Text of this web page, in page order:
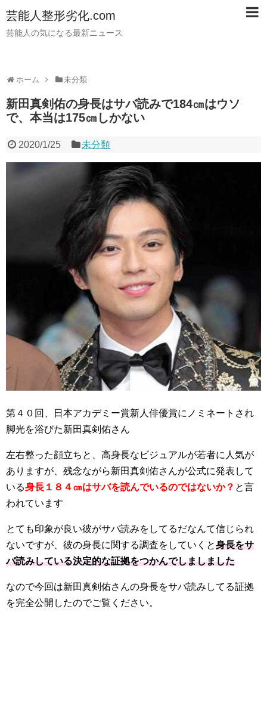
芸能人整形劣化.com
芸能人の気になる最新ニュース
ホーム 未分類
新田真剣佑の身長はサバ読みで184㎝はウソ
で、本当は175㎝しかない
2020/1/25 未分類
第４０回、日本アカデミー賞新人俳優賞にノミネートされ
脚光を浴びた新田真剣佑さん
左右整った顔立ちと、高身長なビジュアルが若者に人気が
ありますが、残念ながら新田真剣佑さんが公式に発表して
いる身長１８４㎝はサバを読んでいるのではないか？ と言
われています
とても印象が良い彼がサバ読みをしてるだなんて信じられ
ないですが、彼の身長に関する調査をしていくと身長をサ
バ読みしている決定的な証拠をつかんでしましました
なので今回は新田真剣佑さんの身長をサバ読みしてる証拠
を完全公開したのでご覧ください。